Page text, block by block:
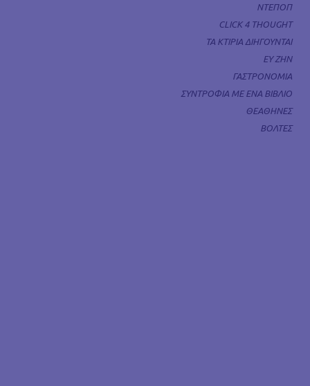
ΝΤΕΠΟΠ
CLICK 4 THOUGHT
ΤΑ ΚΤΙΡΙΑ ΔΙΗΓΟΥΝΤΑΙ
ΕΥ ΖΗΝ
ΓΑΣΤΡΟΝΟΜΙΑ
ΣΥΝΤΡΟΦΙΑ ΜΕ ΕΝΑ ΒΙΒΛΙΟ
ΘΕΑΘΗΝΕΣ
ΒΟΛΤΕΣ